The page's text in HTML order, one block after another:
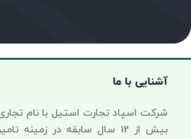
آشنایی با ما
شرکت اسپاد تجارت استیل با نام
بیش از 12 سال سابقه در زمینه